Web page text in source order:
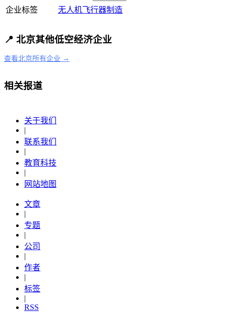
企业标签 无人机飞行器制造
📍 北京其他低空经济企业
查看北京所有企业 →
相关报道
关于我们
|
联系我们
|
教育科技
|
网站地图
文章
|
专题
|
公司
|
作者
|
标签
|
RSS